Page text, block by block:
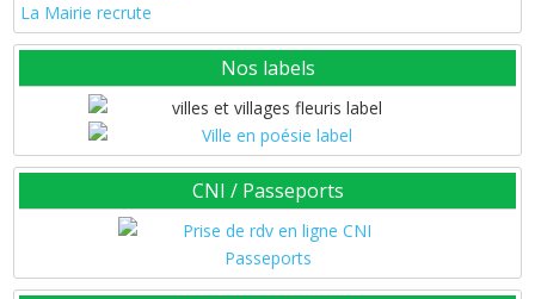
La Mairie recrute
Nos labels
CNI / Passeports